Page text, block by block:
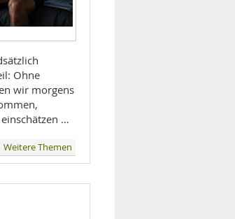
Ohne
wir morgens
…
Weitere Themen